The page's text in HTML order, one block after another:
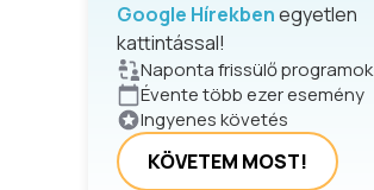
Google Hírekbenegyetlen
kattintással!
Naponta frissülő programok
Évente több ezer esemény
Ingyenes követés
KÖVETEM MOST!